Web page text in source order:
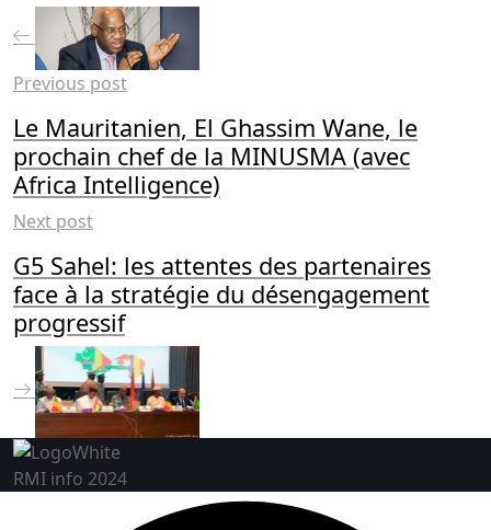
Previous post
Le Mauritanien, El Ghassim Wane, le
prochain chef de la MINUSMA (avec
Africa Intelligence)
Next post
G5 Sahel: les attentes des partenaires
face à la stratégie du désengagement
progressif
RMI info 2024